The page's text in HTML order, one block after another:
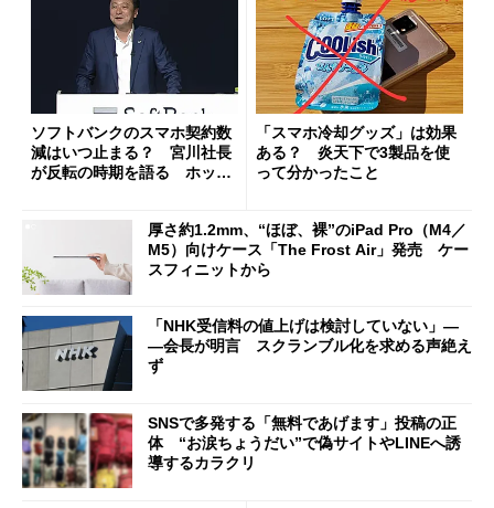
ソフトバンクのスマホ契約数
減はいつ止まる？ 宮川社長
が反転の時期を語る ホッピ
「スマホ冷却グッズ」は効果
ある？ 炎天下で3製品を使
って分かったこと
厚さ約1.2mm、“ほぼ、裸”のiPad Pro（M4／
M5）向けケース「The Frost Air」発売 ケー
スフィニットから
「NHK受信料の値上げは検討していない」―
―会長が明言 スクランブル化を求める声絶え
ず
SNSで多発する「無料であげます」投稿の正
体 “お涙ちょうだい”で偽サイトやLINEへ誘
導するカラクリ